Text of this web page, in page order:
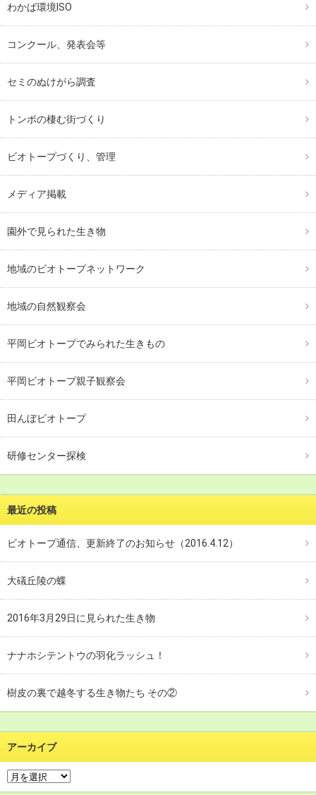
わかば環境ISO
コンクール、発表会等
セミのぬけがら調査
トンボの棲む街づくり
ビオトープづくり、管理
メディア掲載
園外で見られた生き物
地域のビオトープネットワーク
地域の自然観察会
平岡ビオトープでみられた生きもの
平岡ビオトープ親子観察会
田んぼビオトープ
研修センター探検
最近の投稿
ビオトープ通信、更新終了のお知らせ（2016.4.12）
大礒丘陵の蝶
2016年3月29日に見られた生き物
ナナホシテントウの羽化ラッシュ！
樹皮の裏で越冬する生き物たち その②
アーカイブ